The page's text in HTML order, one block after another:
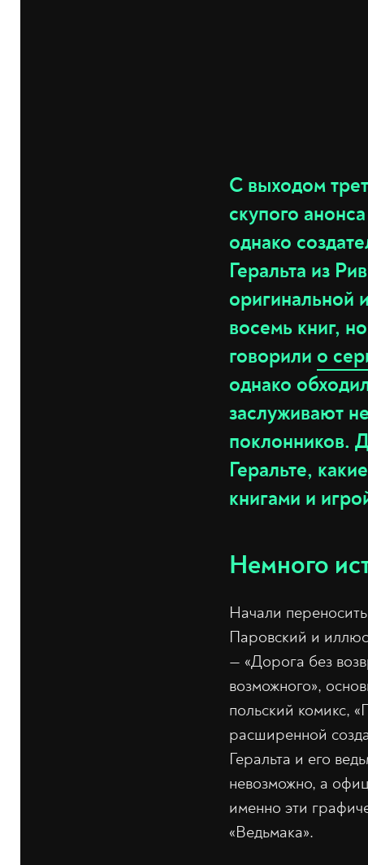
С выходом
скупого
однако
Геральта из
оригинальной
восемь книг,
говорили о
однако
заслуживают
поклонников.
Геральте,
книгами и
Немного
Начали
Паровский и
— «Дорога без
возможного»,
польский комикс,
расширенной
Геральта и его
невозможно, а
именно эти
«Ведьмака».